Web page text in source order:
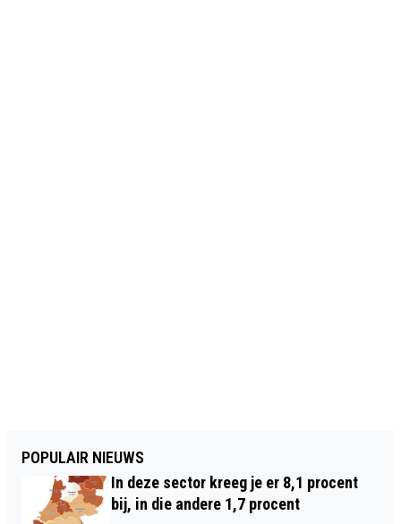
POPULAIR NIEUWS
In deze sector kreeg je er 8,1 procent
bij, in die andere 1,7 procent